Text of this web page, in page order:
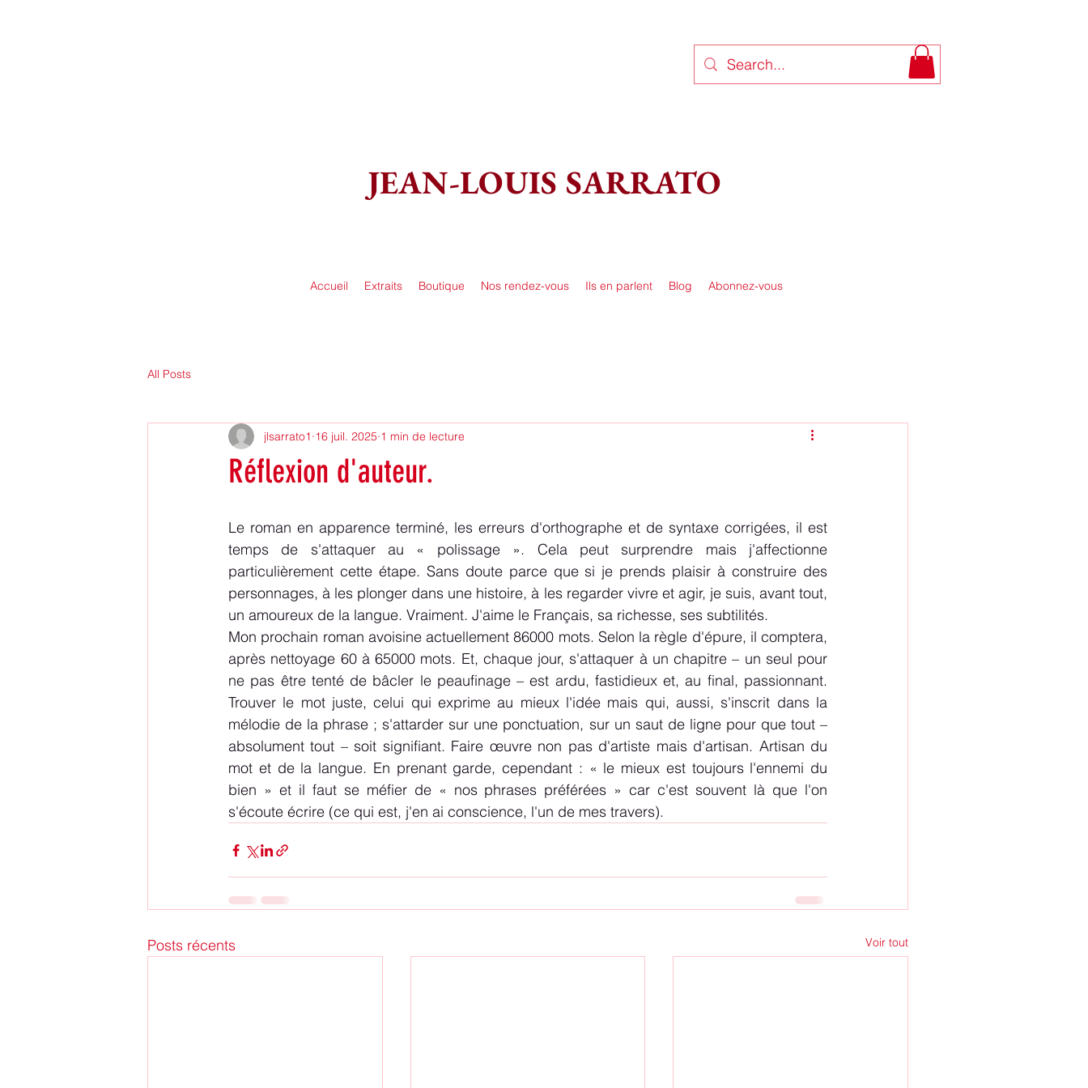
JEAN-LOUIS SARRATO
Accueil Extraits Boutique Nos rendez-vous Ils en parlent Blog Abonnez-vous
All Posts
Réflexion d'auteur.
jlsarrato1 16 juil. 2025 1 min de lecture
Le roman en apparence terminé, les erreurs d'orthographe et de syntaxe corrigées, il est
temps de s'attaquer au « polissage ». Cela peut surprendre mais j'affectionne
particulièrement cette étape. Sans doute parce que si je prends plaisir à construire des
personnages, à les plonger dans une histoire, à les regarder vivre et agir, je suis, avant tout,
un amoureux de la langue. Vraiment. J'aime le Français, sa richesse, ses subtilités.
Mon prochain roman avoisine actuellement 86000 mots. Selon la règle d'épure, il comptera,
après nettoyage 60 à 65000 mots. Et, chaque jour, s'attaquer à un chapitre – un seul pour
ne pas être tenté de bâcler le peaufinage – est ardu, fastidieux et, au final, passionnant.
Trouver le mot juste, celui qui exprime au mieux l'idée mais qui, aussi, s'inscrit dans la
mélodie de la phrase ; s'attarder sur une ponctuation, sur un saut de ligne pour que tout –
absolument tout – soit signifiant. Faire œuvre non pas d'artiste mais d'artisan. Artisan du
mot et de la langue. En prenant garde, cependant : « le mieux est toujours l'ennemi du
bien » et il faut se méfier de « nos phrases préférées » car c'est souvent là que l'on
s'écoute écrire (ce qui est, j'en ai conscience, l'un de mes travers).
Posts récents Voir tout